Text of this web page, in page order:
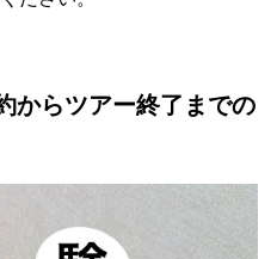
からツアー終了までの